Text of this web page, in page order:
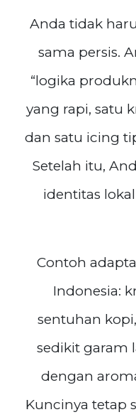
Anda tidak
sama persis.
“logika
yang rapi, satu
dan satu icing
Setelah itu,
identitas
Contoh
Indonesia:
sentuhan
sedikit garam
dengan
Kuncinya tetap